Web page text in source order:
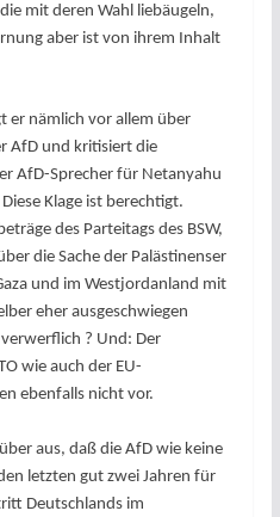
mit deren Wahl liebäugeln,
aber ist von ihrem Inhalt
er nämlich vor allem über
AfD und kritisiert die
AfD-Sprecher für Netanyahu
Klage ist berechtigt.
des Parteitags des BSW,
die Sache der Palästinenser
und im Westjordanland mit
eher ausgeschwiegen
? Und: Der
wie auch der EU-
ebenfalls nicht vor.
aus, daß die AfD wie keine
letzten gut zwei Jahren für
Deutschlands im